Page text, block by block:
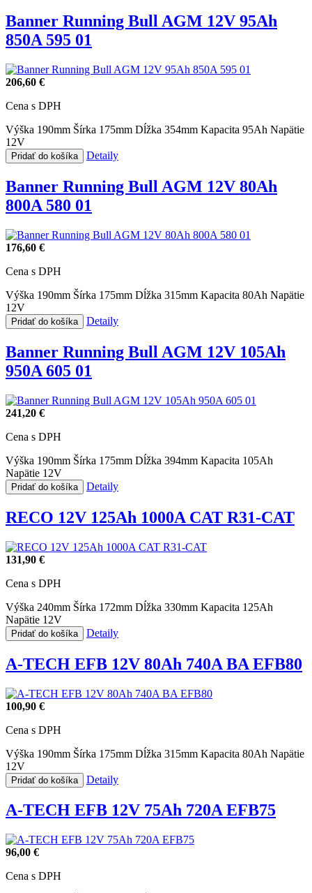
Banner Running Bull AGM 12V 95Ah
850A 595 01
206,60 €
Cena s DPH
Výška 190mm Šírka 175mm Dĺžka 354mm Kapacita 95Ah Napätie
12V
Pridať do košíka Detaily
Banner Running Bull AGM 12V 80Ah
800A 580 01
176,60 €
Cena s DPH
Výška 190mm Šírka 175mm Dĺžka 315mm Kapacita 80Ah Napätie
12V
Pridať do košíka Detaily
Banner Running Bull AGM 12V 105Ah
950A 605 01
241,20 €
Cena s DPH
Výška 190mm Šírka 175mm Dĺžka 394mm Kapacita 105Ah
Napätie 12V
Pridať do košíka Detaily
RECO 12V 125Ah 1000A CAT R31-CAT
131,90 €
Cena s DPH
Výška 240mm Šírka 172mm Dĺžka 330mm Kapacita 125Ah
Napätie 12V
Pridať do košíka Detaily
A-TECH EFB 12V 80Ah 740A BA EFB80
100,90 €
Cena s DPH
Výška 190mm Šírka 175mm Dĺžka 315mm Kapacita 80Ah Napätie
12V
Pridať do košíka Detaily
A-TECH EFB 12V 75Ah 720A EFB75
96,00 €
Cena s DPH